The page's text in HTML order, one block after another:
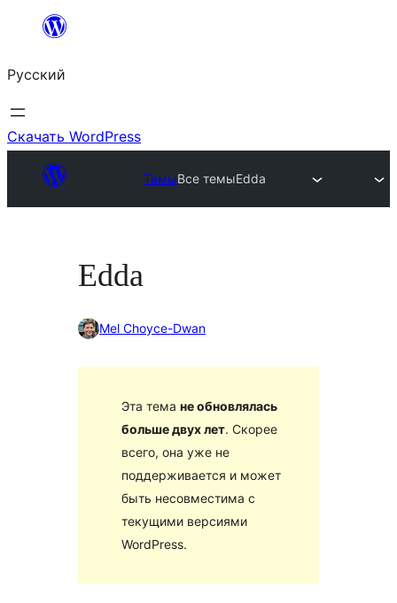
Перейти
содержимому
Русский
Скачать WordPress
ТемыВсе темыEdda
Edda
Mel Choyce-Dwan
Эта тема не обновлялась
больше двух лет. Скорее
всего, она уже не
поддерживается и может
быть несовместима с
текущими версиями
WordPress.